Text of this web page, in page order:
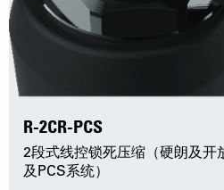
R-2CR-PCS
2段式线控锁死压缩（硬朗及开
及PCS系统）